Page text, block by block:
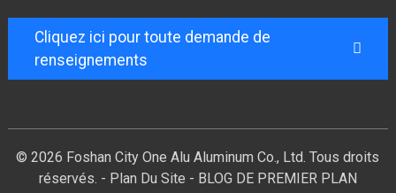
Cliquez ici pour toute demande de
renseignements
© 2026 Foshan City One Alu Aluminum Co., Ltd. Tous droits
réservés. - Plan Du Site - BLOG DE PREMIER PLAN